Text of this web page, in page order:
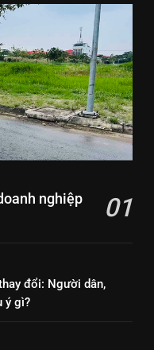
nghiệp 01
đổi: Người dân,
ý gì?